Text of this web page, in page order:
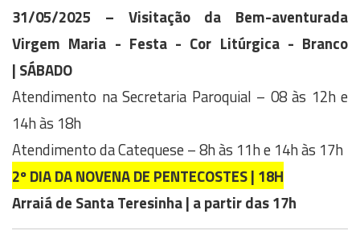
31/05/2025 – Visitação da Bem-aventurada
Virgem Maria - Festa - Cor Litúrgica - Branco
| SÁBADO
Atendimento na Secretaria Paroquial – 08 às 12h e
14h às 18h
Atendimento da Catequese – 8h às 11h e 14h às 17h
2º DIA DA NOVENA DE PENTECOSTES | 18H
Arraiá de Santa Teresinha | a partir das 17h